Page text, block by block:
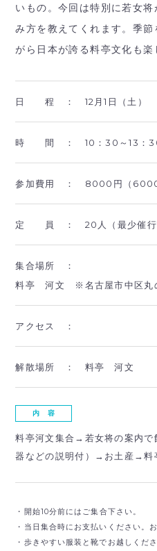
いもの。今回は特別に若女
み方を教えてくれます。季
がら日本が誇る料亭文化も楽
日 程 ： 12月1日（土）
時 間 ： 10：30～13：
参加費用 ： 8000円（6000
定 員 ： 20人（最少催行
集合場所 ：
料亭 河文 ※名古屋市中区丸
アクセス ：
解散場所 ： 料亭 河文
内 容
料亭河文集合→若女将の案内
器などの説明付）→お土産→料
・開始10分前にはご集合下さい。
・当日集合時にお支払いください。
・歩きやすい服装と靴でお越しくださ